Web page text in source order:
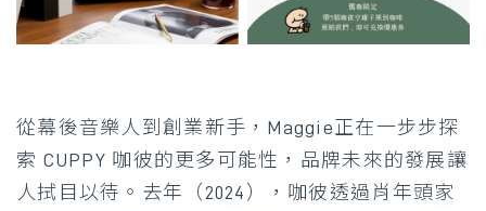
從幕後音樂人到創業新手，Maggie正在一步步探
索 CUPPY 咖彼的更多可能性，品牌未來的發展讓
人拭目以待。去年（2024），咖彼透過肖年頭家